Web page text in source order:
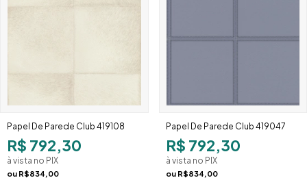
Papel De Parede Club 419108
R$ 792,30
à vista no PIX
ou R$834,00
Papel De Parede Club 419047
R$ 792,30
à vista no PIX
ou R$834,00